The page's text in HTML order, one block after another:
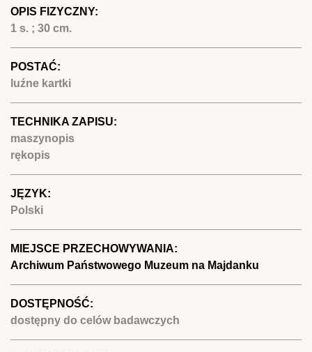
OPIS FIZYCZNY:
1 s. ; 30 cm.
POSTAĆ:
luźne kartki
TECHNIKA ZAPISU:
maszynopis
rękopis
JĘZYK:
Polski
MIEJSCE PRZECHOWYWANIA:
Archiwum Państwowego Muzeum na Majdanku
DOSTĘPNOŚĆ:
dostępny do celów badawczych